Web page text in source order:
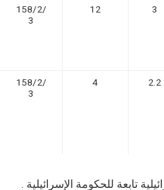
3
12
158/2/
3
2.2
4
158/2/
3
تابعة للحكومة الإسرائيلية .